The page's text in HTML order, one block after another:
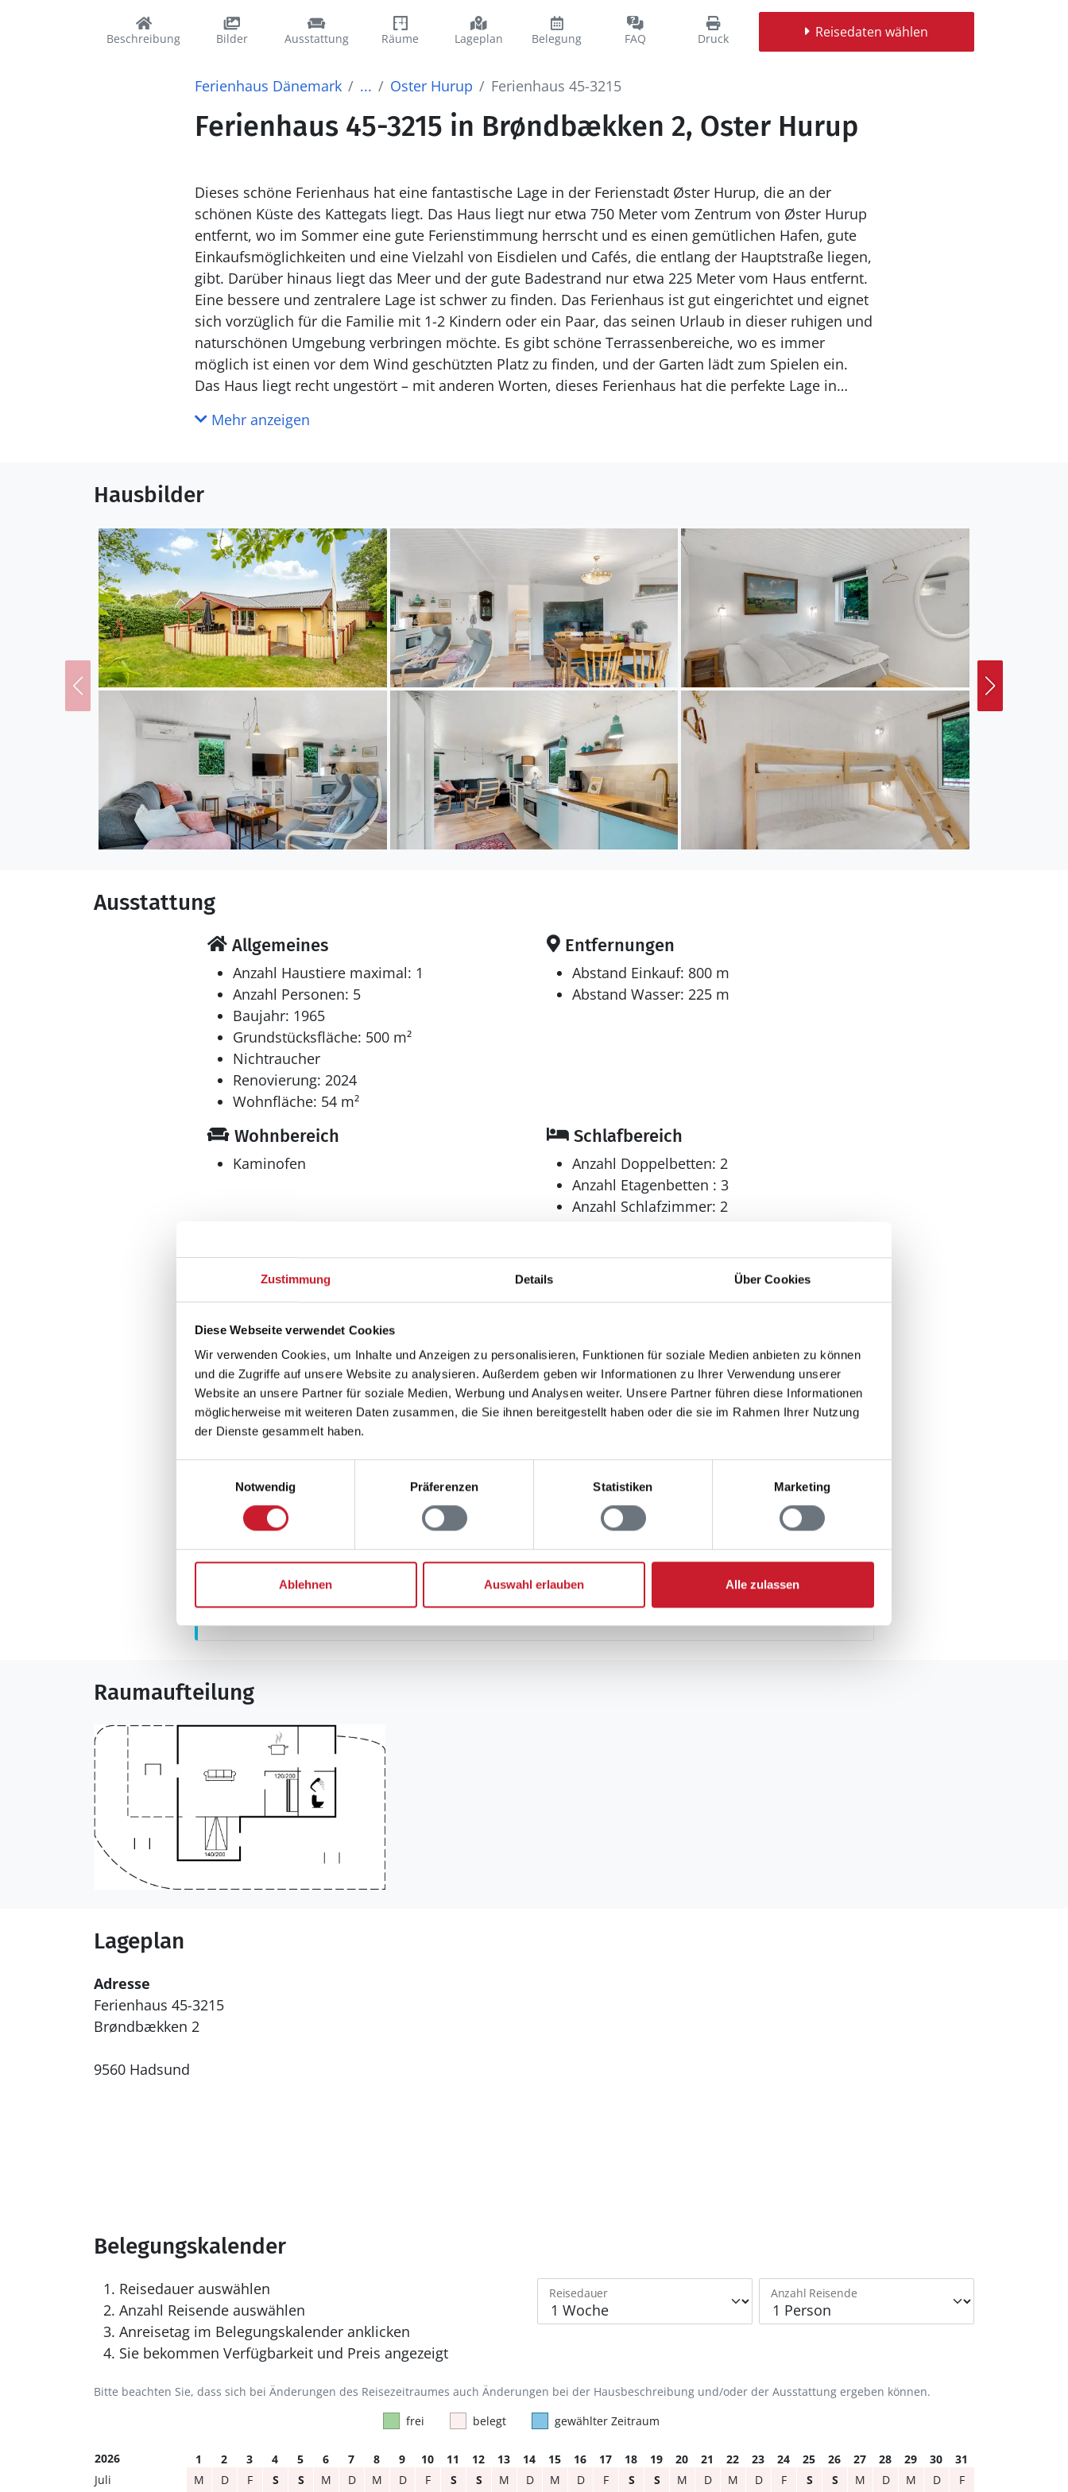
Zustimmung Details Über Cookies
Diese Webseite verwendet Cookies
Wir verwenden Cookies, um Inhalte und Anzeigen zu personalisieren, Funktionen für soziale Medien anbieten zu können
und die Zugriffe auf unsere Website zu analysieren. Außerdem geben wir Informationen zu Ihrer Verwendung unserer
Website an unsere Partner für soziale Medien, Werbung und Analysen weiter. Unsere Partner führen diese Informationen
möglicherweise mit weiteren Daten zusammen, die Sie ihnen bereitgestellt haben oder die sie im Rahmen Ihrer Nutzung
der Dienste gesammelt haben.
Notwendig
Präferenzen Statistiken Marketing
Ablehnen Auswahl erlauben Alle zulassen
Beschreibung Bilder Ausstattung Räume Lageplan Belegung FAQ Druck Reisedaten wählen
Ferienhaus Dänemark ... Oster Hurup Ferienhaus 45-3215
Ferienhaus 45-3215 in Brøndbækken 2, Oster Hurup
Dieses schöne Ferienhaus hat eine fantastische Lage in der Ferienstadt Øster Hurup, die an der
schönen Küste des Kattegats liegt. Das Haus liegt nur etwa 750 Meter vom Zentrum von Øster Hurup
entfernt, wo im Sommer eine gute Ferienstimmung herrscht und es einen gemütlichen Hafen, gute
Einkaufsmöglichkeiten und eine Vielzahl von Eisdielen und Cafés, die entlang der Hauptstraße liegen,
gibt. Darüber hinaus liegt das Meer und der gute Badestrand nur etwa 225 Meter vom Haus entfernt.
Eine bessere und zentralere Lage ist schwer zu finden. Das Ferienhaus ist gut eingerichtet und eignet
sich vorzüglich für die Familie mit 1-2 Kindern oder ein Paar, das seinen Urlaub in dieser ruhigen und
naturschönen Umgebung verbringen möchte. Es gibt schöne Terrassenbereiche, wo es immer
möglich ist einen vor dem Wind geschützten Platz zu finden, und der Garten lädt zum Spielen ein.
Das Haus liegt recht ungestört – mit anderen Worten, dieses Ferienhaus hat die perfekte Lage in
sowie Geschirrspüler.
WC und Bad
Draußen
Die Ferienunterkunft liegt auf einem 500 m² großen Gartengrundstück. Die Entfernung zum Meer
beträgt 225 m. Die nächste Einkaufsmöglichkeit liegt 800 m entfernt. Es steht ein offenes
Terrassenareal zur Verfügung. Außerdem gibt es überdachte Terrasse. Es steht ein Grill zur
Verfügung. Parkplatz auf dem Grundstück.
Einrichtung
Das Ferienhaus eignet sich für 5 Personen. Die Ferienunterkunft hat eine Wohnfläche von 54 m² und
wurde 1965 gebaut. 1995 wurde die Ferienunterkunft renoviert. 2024 wurde die Ferienunterkunft
teilweise renoviert. Es ist erlaubt 1 Haustier mitzubringen. Die Ferienunterkunft ist mit einer
energiefreundlichen Luft-Luft-Wärmepumpe ausgestattet. Es gibt außerdem einen Kaminofen.
in Etagenbetten.
Multimedien
In der Ferienunterkunft gibt es einen Fernseher. Mindestens 4 dänische Fernsehsender. 1-3
norwegische Fernsehsender. 1-3 deutsche Fernsehsender. Es steht kabellose Internetverbindung zur
Verfügung.
Mehr anzeigen
Hausbilder
Ausstattung
Allgemeines
Anzahl Haustiere maximal: 1
Anzahl Personen: 5
Baujahr: 1965
Grundstücksfläche: 500 m²
Nichtraucher
Renovierung: 2024
Wohnfläche: 54 m²
Entfernungen
Abstand Einkauf: 800 m
Abstand Wasser: 225 m
Wohnbereich
Kaminofen
Schlafbereich
Anzahl Doppelbetten: 2
Anzahl Etagenbetten : 3
Anzahl Schlafzimmer: 2
Kühlschrank
Multimedia
Deutsches Fernsehen
0-3 deutsche Fernsehsender
Internet
drahtlos
Grill
Terrasse, überdacht
Sonstiges
Wärmepumpe
Luft-Luft
Die aktuellen Verbrauchskosten finden Sie im nächsten Schritt im Buchungsformular.
Raumaufteilung
Lageplan
Adresse
Ferienhaus 45-3215
Brøndbækken 2
9560 Hadsund
Belegungskalender
Reisedauer auswählen
Anzahl Reisende auswählen
Anreisetag im Belegungskalender anklicken
Sie bekommen Verfügbarkeit und Preis angezeigt
Reisedauer Anzahl Reisende
Bitte beachten Sie, dass sich bei Änderungen des Reisezeitraumes auch Änderungen bei der Hausbeschreibung und/oder der Ausstattung ergeben können.
frei
belegt gewählter Zeitraum
2026 1 2 3 4 5 6 7 8 9 10 11 12 13 14 15 16 17 18 19 20 21 22 23 24 25 26 27 28 29 30
31
Juli
M D F S S M D M D F S S M D M D F S S M D M D F S S M D M D F